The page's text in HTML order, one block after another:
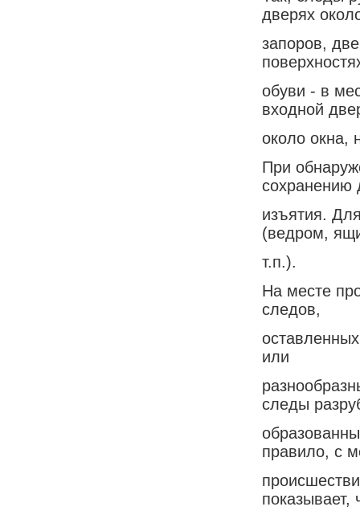
дверях
запоров,
обуви - в
входной
около окна,
При
сохранению
изъятия.
(ведром,
т.п.).
На месте
следов,
или
следы
правило, с
показывает,